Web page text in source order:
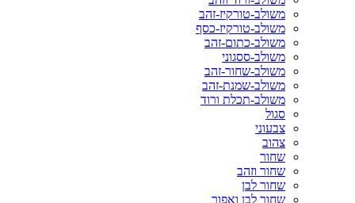
משולב-טורקיז-זהב
משולב-טורקיז-כסף
משולב-כתום-זהב
משולב-ססגוני
משולב-שחור-זהב
משולב-שמנת-זהב
משולב-תכלת ורוד
סגול
צבעוני
צהוב
שחור
שחור וזהב
שחור לבן
שחור לבן ואפור